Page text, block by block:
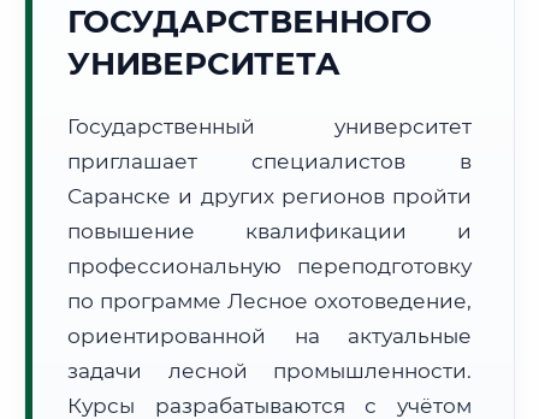
🌅 Восход:04:22 🌇 Закат: 19:47
Световой день: 15 ч. 25 мин.
📍 Региональная справка г. Саранск
Субъект:
Республика Мордовия
Тел. код:
+7 (8342)
Почтовые индексы:
430000–430999
Часовой пояс:
МСК (UTC+3)
Формат учебы:
Дистанционно
ГОСУДАРСТВЕННОГО
УНИВЕРСИТЕТА
Государственный университет
приглашает специалистов в
Саранске и других регионов пройти
повышение квалификации и
профессиональную переподготовку
по программе Лесное охотоведение,
ориентированной на актуальные
задачи лесной промышленности.
Курсы разрабатываются с учётом